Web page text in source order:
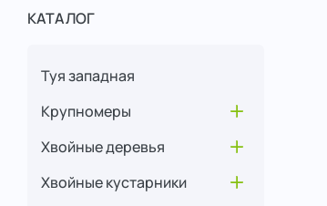
КАТАЛОГ
Туя западная
Крупномеры
Открыть меню
Хвойные деревья
Открыть меню
Хвойные кустарники
Открыть меню